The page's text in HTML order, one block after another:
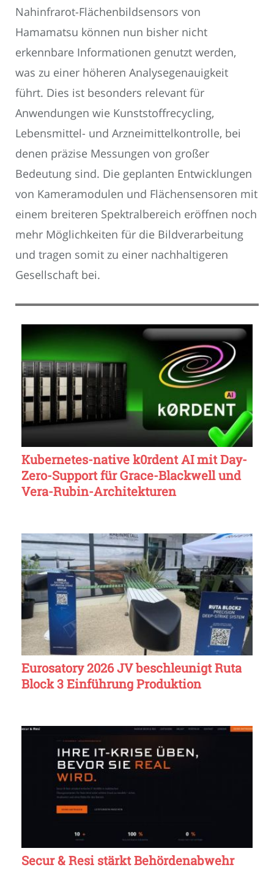
Nahinfrarot-Flächenbildsensors von
Hamamatsu können nun bisher nicht
erkennbare Informationen genutzt werden,
was zu einer höheren Analysegenauigkeit
führt. Dies ist besonders relevant für
Anwendungen wie Kunststoffrecycling,
Lebensmittel- und Arzneimittelkontrolle, bei
denen präzise Messungen von großer
Bedeutung sind. Die geplanten Entwicklungen
von Kameramodulen und Flächensensoren mit
einem breiteren Spektralbereich eröffnen noch
mehr Möglichkeiten für die Bildverarbeitung
und tragen somit zu einer nachhaltigeren
Gesellschaft bei.
Kubernetes-native k0rdent AI mit Day-
Zero-Support für Grace-Blackwell und
Vera-Rubin-Architekturen
Eurosatory 2026 JV beschleunigt Ruta
Block 3 Einführung Produktion
Secur & Resi stärkt Behördenabwehr